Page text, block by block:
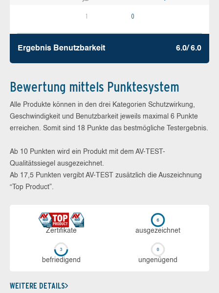
1 0
Ergebnis Benutz­barkeit 6.0/ 6.0
Bewertung mittels Punktesystem
Alle Produkte können in den drei Kategorien Schutzwirkung,
Geschwindigkeit und Benutzbarkeit jeweils maximal 6 Punkte
erreichen. Somit sind 18 Punkte das bestmögliche Testergebnis.
Ab 10 Punkten wird ein Produkt mit dem AV-TEST-
Qualitätssiegel ausgezeichnet.
Ab 17,5 Punkten vergibt AV-TEST zusätzlich die Auszeichnung
“Top Product”.
Zerti­fikate aus­ge­zeich­net
be­frie­di­gend un­ge­nü­gend
WEITERE DETAILS